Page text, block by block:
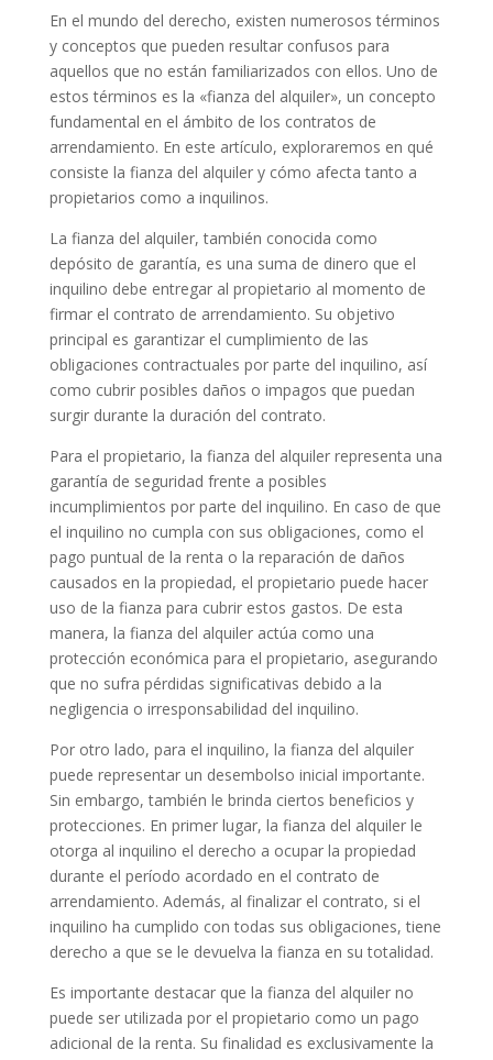
En el mundo del derecho, existen numerosos términos
y conceptos que pueden resultar confusos para
aquellos que no están familiarizados con ellos. Uno de
estos términos es la «fianza del alquiler», un concepto
fundamental en el ámbito de los contratos de
arrendamiento. En este artículo, exploraremos en qué
consiste la fianza del alquiler y cómo afecta tanto a
propietarios como a inquilinos.
La fianza del alquiler, también conocida como
depósito de garantía, es una suma de dinero que el
inquilino debe entregar al propietario al momento de
firmar el contrato de arrendamiento. Su objetivo
principal es garantizar el cumplimiento de las
obligaciones contractuales por parte del inquilino, así
como cubrir posibles daños o impagos que puedan
surgir durante la duración del contrato.
Para el propietario, la fianza del alquiler representa una
garantía de seguridad frente a posibles
incumplimientos por parte del inquilino. En caso de que
el inquilino no cumpla con sus obligaciones, como el
pago puntual de la renta o la reparación de daños
causados en la propiedad, el propietario puede hacer
uso de la fianza para cubrir estos gastos. De esta
manera, la fianza del alquiler actúa como una
protección económica para el propietario, asegurando
que no sufra pérdidas significativas debido a la
negligencia o irresponsabilidad del inquilino.
Por otro lado, para el inquilino, la fianza del alquiler
puede representar un desembolso inicial importante.
Sin embargo, también le brinda ciertos beneficios y
protecciones. En primer lugar, la fianza del alquiler le
otorga al inquilino el derecho a ocupar la propiedad
durante el período acordado en el contrato de
arrendamiento. Además, al finalizar el contrato, si el
inquilino ha cumplido con todas sus obligaciones, tiene
derecho a que se le devuelva la fianza en su totalidad.
Es importante destacar que la fianza del alquiler no
puede ser utilizada por el propietario como un pago
adicional de la renta. Su finalidad es exclusivamente la